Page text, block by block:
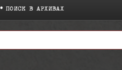
ПОИСК В АРХИВАХ